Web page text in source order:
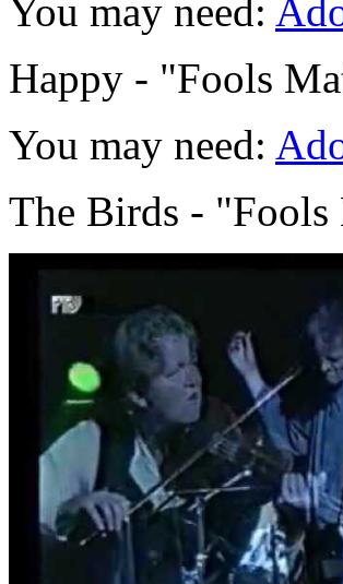
You may need:
Happy - "Fools
You may need:
The Birds -